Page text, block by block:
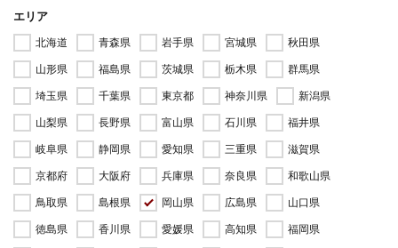
エリア
北海道 青森県 岩手県 宮城県
秋田県
山形県
福島県 茨城県 栃木県
群馬県
埼玉県
千葉県 東京都 神奈川県
新潟県
山梨県
長野県 富山県 石川県
福井県
岐阜県
静岡県 愛知県 三重県
滋賀県
京都府
大阪府 兵庫県 奈良県
和歌山県
鳥取県
島根県 岡山県 広島県
山口県
徳島県
香川県 愛媛県 高知県
福岡県